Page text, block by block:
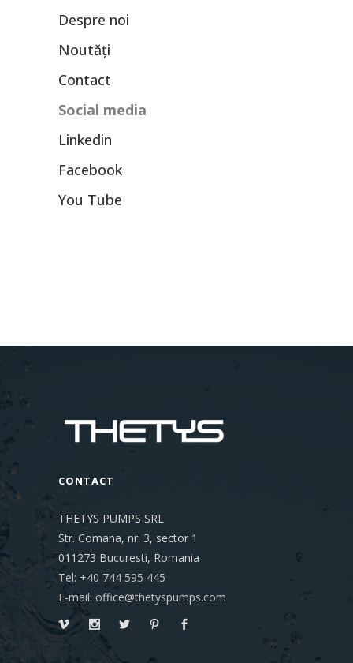
Despre noi
Noutăți
Contact
Social media
Linkedin
Facebook
You Tube
CONTACT
THETYS PUMPS SRL
Str. Comana, nr. 3, sector 1
011273 Bucuresti, Romania
Tel: +40 744 595 445
E-mail: office@thetyspumps.com